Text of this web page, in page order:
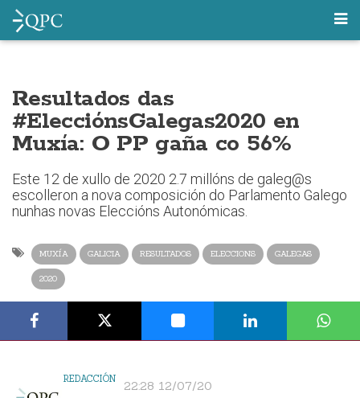
Resultados das
#ElecciónsGalegas2020 en
Muxía: O PP gaña co 56%
Este 12 de xullo de 2020 2.7 millóns de galeg@s
escolleron a nova composición do Parlamento Galego
nunhas novas Eleccións Autonómicas.
MUXÍA GALICIA RESULTADOS ELECCIONS GALEGAS
2020
REDACCIÓN 22:28 12/07/20